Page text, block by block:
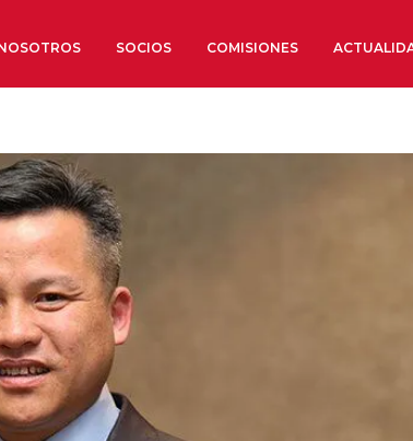
SOCIOS COMISIONES